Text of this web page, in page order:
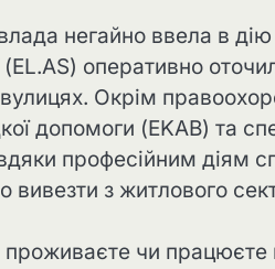
негайно ввела в дію
(EL.AS) оперативно
Окрім
допомоги (EKAB) та
професійним діям
вивезти з житлового
чи працюєте